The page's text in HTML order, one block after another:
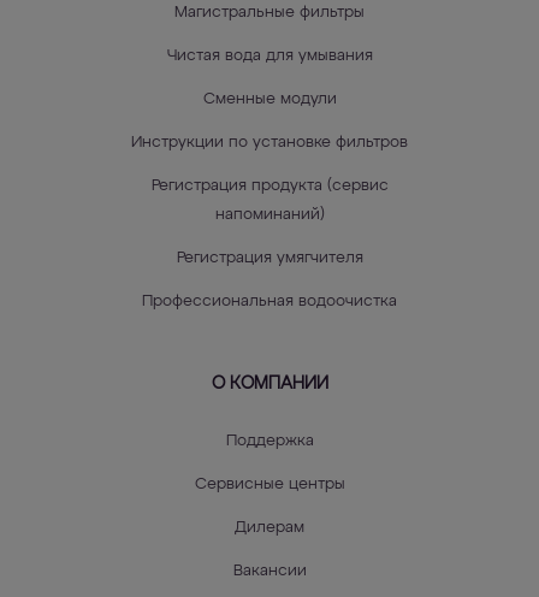
Магистральные фильтры
Чистая вода для умывания
Сменные модули
Инструкции по установке фильтров
Регистрация продукта (сервис
напоминаний)
Регистрация умягчителя
Профессиональная водоочистка
О КОМПАНИИ
Поддержка
Сервисные центры
Дилерам
Вакансии